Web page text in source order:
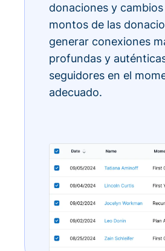
donaciones y
montos de las
generar conexiones
profundas y
seguidores en el
adecuado.